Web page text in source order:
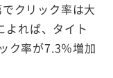
クリック率は大
よれば、タイト
ク率が7.3％増加